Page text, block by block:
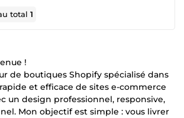
total1
!
de boutiques Shopify spécialisé dans
et efficace de sites e-commerce
un design professionnel, responsive,
Mon objectif est simple : vous livrer